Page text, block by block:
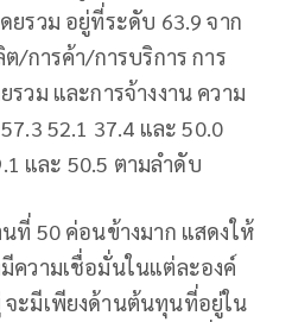
ยรวม อยู่ที่ระดับ 63.9 จาก
/การค้า/การบริการ การ
วม และการจ้างงาน ความ
52.1 37.4 และ 50.0
และ 50.5 ตามลำดับ
ที่ 50 ค่อนข้างมาก แสดงให้
ความเชื่อมั่นในแต่ละองค์
ะมีเพียงด้านต้นทุนที่อยู่ใน